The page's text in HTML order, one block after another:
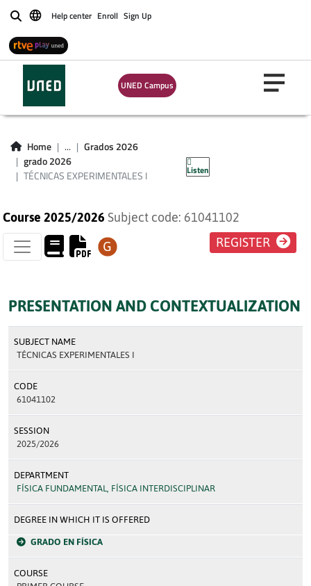
BuscarHelp center Enroll Sign Up
UNED Campus
Home ...
Grados 2026
grado 2026
TÉCNICAS EXPERIMENTALES I
Listen
TÉCNICAS
EXPERIMENTALES I
Course 2025/2026 Subject code: 61041102
REGISTER
PRESENTATION AND CONTEXTUALIZATION
SUBJECT NAME
TÉCNICAS EXPERIMENTALES I
CODE
61041102
SESSION
2025/2026
DEPARTMENT
FÍSICA FUNDAMENTAL, FÍSICA INTERDISCIPLINAR
DEGREE IN WHICH IT IS OFFERED
GRADO EN FÍSICA
COURSE